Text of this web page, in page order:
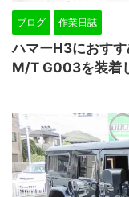
ブログ 作業日誌
ハマーH3におす
M/T G003を装着